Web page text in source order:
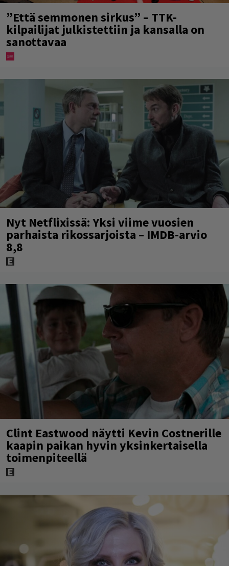
”Että semmonen sirkus” – TTK-
kilpailijat julkistettiin ja kansalla on
sanottavaa
Nyt Netflixissä: Yksi viime vuosien
parhaista rikossarjoista – IMDB-arvio
8,8
Clint Eastwood näytti Kevin Costnerille
kaapin paikan hyvin yksinkertaisella
toimenpiteellä